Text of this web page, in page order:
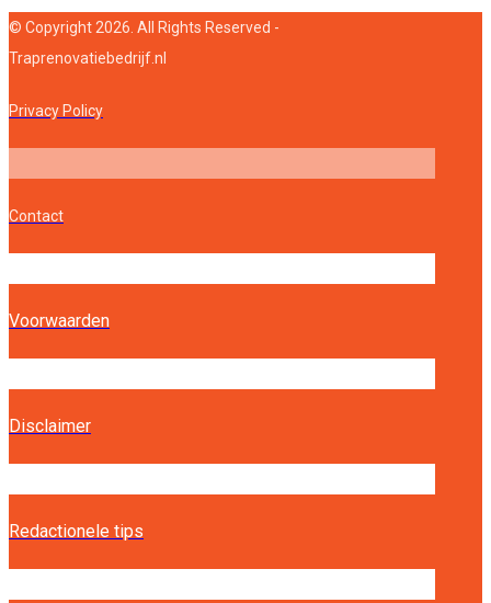
© Copyright 2026. All Rights Reserved -
Traprenovatiebedrijf.nl
Privacy Policy
Contact
Voorwaarden
Disclaimer
Redactionele tips